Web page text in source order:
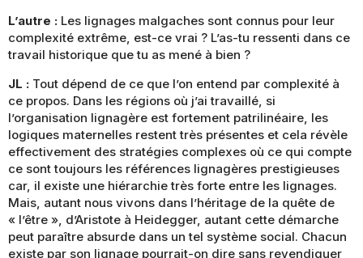
L’autre : Les lignages malgaches sont connus pour leur
complexité extrême, est-ce vrai ? L’as-tu ressenti dans ce
travail historique que tu as mené à bien ?
JL : Tout dépend de ce que l’on entend par complexité à
ce propos. Dans les régions où j’ai travaillé, si
l’organisation lignagère est fortement patrilinéaire, les
logiques maternelles restent très présentes et cela révèle
effectivement des stratégies complexes où ce qui compte
ce sont toujours les références lignagères prestigieuses
car, il existe une hiérarchie très forte entre les lignages.
Mais, autant nous vivons dans l’héritage de la quête de
« l’être », d’Aristote à Heidegger, autant cette démarche
peut paraître absurde dans un tel système social. Chacun
existe par son lignage pourrait-on dire sans revendiquer